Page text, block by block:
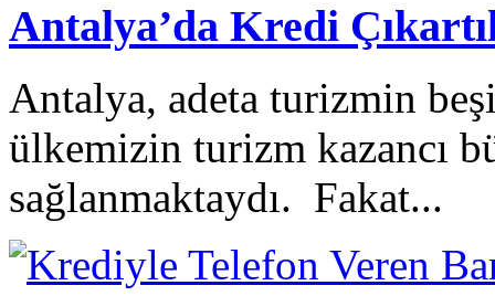
Antalya’da Kredi
Antalya, adeta turizmin
ülkemizin turizm kazancı
sağlanmaktaydı. Fakat...